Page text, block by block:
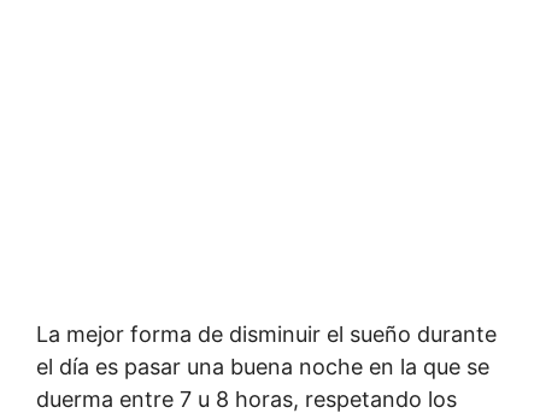
La mejor forma de disminuir el sueño durante
el día es pasar una buena noche en la que se
duerma entre 7 u 8 horas, respetando los